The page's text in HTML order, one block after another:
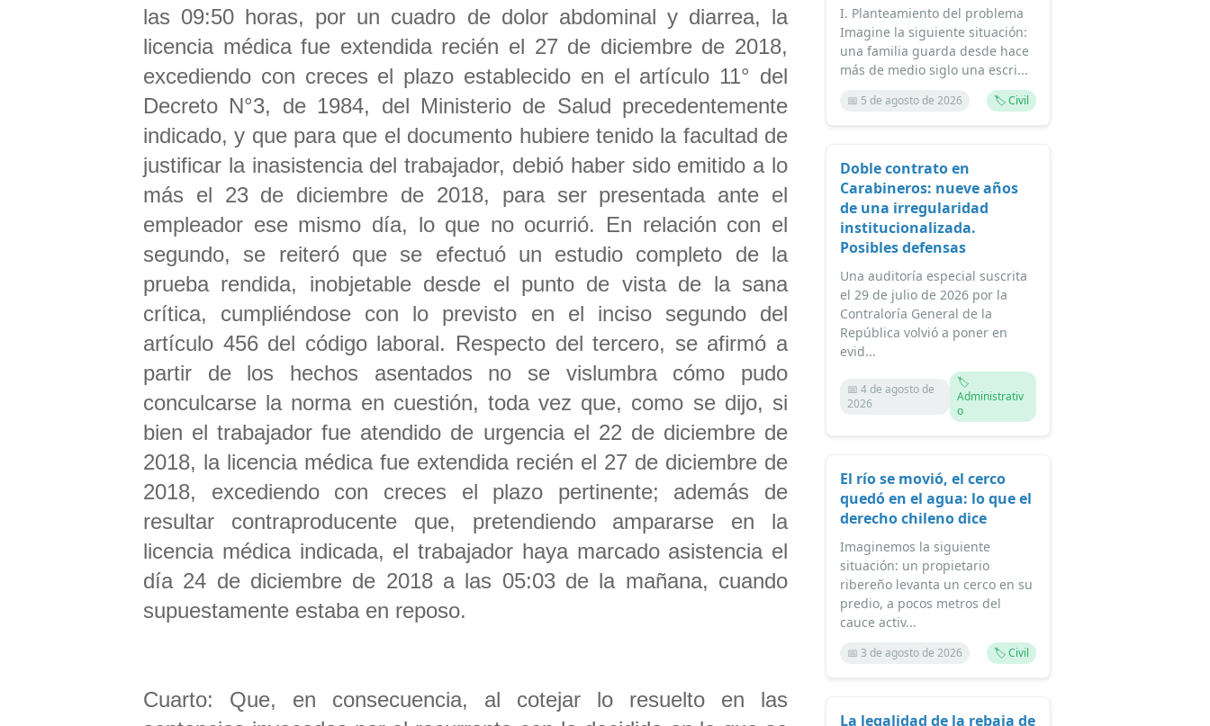
las 09:50 horas, por un cuadro de dolor abdominal y diarrea, la
licencia médica fue extendida recién el 27 de diciembre de 2018,
excediendo con creces el plazo establecido en el artículo 11° del
Decreto N°3, de 1984, del Ministerio de Salud precedentemente
indicado, y que para que el documento hubiere tenido la facultad de
justificar la inasistencia del trabajador, debió haber sido emitido a lo
más el 23 de diciembre de 2018, para ser presentada ante el
empleador ese mismo día, lo que no ocurrió. En relación con el
segundo, se reiteró que se efectuó un estudio completo de la
prueba rendida, inobjetable desde el punto de vista de la sana
crítica, cumpliéndose con lo previsto en el inciso segundo del
artículo 456 del código laboral. Respecto del tercero, se afirmó a
partir de los hechos asentados no se vislumbra cómo pudo
conculcarse la norma en cuestión, toda vez que, como se dijo, si
bien el trabajador fue atendido de urgencia el 22 de diciembre de
2018, la licencia médica fue extendida recién el 27 de diciembre de
2018, excediendo con creces el plazo pertinente; además de
resultar contraproducente que, pretendiendo ampararse en la
licencia médica indicada, el trabajador haya marcado asistencia el
día 24 de diciembre de 2018 a las 05:03 de la mañana, cuando
supuestamente estaba en reposo.
Cuarto: Que, en consecuencia, al cotejar lo resuelto en las
I. Planteamiento del problema
Imagine la siguiente situación:
una familia guarda desde hace
más de medio siglo una escri...
📅 5 de agosto de 2026 🏷️ Civil
Doble contrato en
Carabineros: nueve años
de una irregularidad
institucionalizada.
Posibles defensas
Una auditoría especial suscrita
el 29 de julio de 2026 por la
Contraloría General de la
República volvió a poner en
evid...
📅 4 de agosto de
2026
🏷️
Administrativ
o
El río se movió, el cerco
quedó en el agua: lo que el
derecho chileno dice
Imaginemos la siguiente
situación: un propietario
ribereño levanta un cerco en su
predio, a pocos metros del
cauce activ...
📅 3 de agosto de 2026 🏷️ Civil
La legalidad de la rebaja de